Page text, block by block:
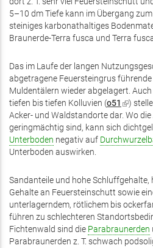
5–10 dm Tiefe kann im Übergang
steiniges karbonathaltiges
Braunerde-Terra fusca und Terra
Das im Laufe der langen
abgetragene Feuersteingrus
Muldentälern wieder abgelagert.
tiefen bis tiefen Kolluvien (o51 (Link
ist
extern)
)
Acker- und Waldstandorte dar. Wo
geringmächtig sind, kann sich
Unterboden negativ auf
Unterboden auswirken.
Sandanteile und hohe
Gehalte an Feuersteinschutt sowie
unterlagerndem, rötlichem bis
führen zu schlechteren
Fichtenwald sind die Parabraunerden
Parabraunerden z. T. schwach